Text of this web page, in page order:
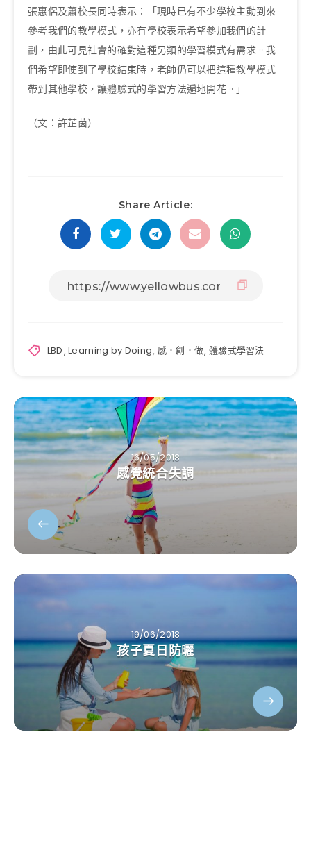
張惠侶及蕭校長同時表示：「現時已有不少學校主動到來
參考我們的教學模式，亦有學校表示希望參加我們的計
劃，由此可見社會的確對這種另類的學習模式有需求。我
們希望即使到了學校結束時，老師仍可以把這種教學模式
帶到其他學校，讓體驗式的學習方法遍地開花。」
（文：許芷茵）
Share Article:
LBD,Learning by Doing, 感．創．做, 體驗式學習法
16/05/2018
感覺統合失調
19/06/2018
孩子夏日防曬